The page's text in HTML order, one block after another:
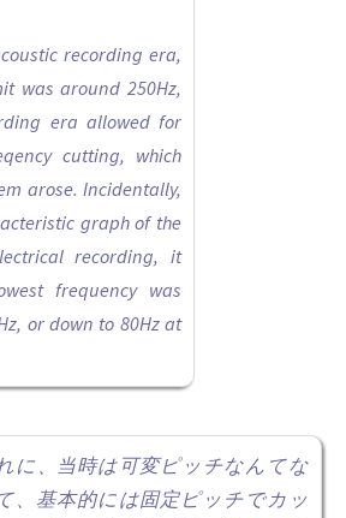
recording era,
was around 250Hz,
era allowed for
cutting, which
arose. Incidentally,
graph of the
recording, it
frequency was
or down to 80Hz at
に、当時は可変ピッチなんてな
、基本的には固定ピッチでカッ